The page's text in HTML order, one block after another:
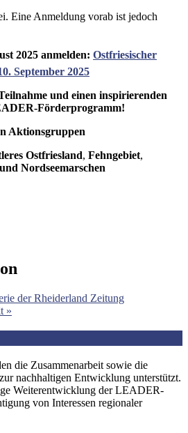
Eine Anmeldung vorab ist jedoch
2025 anmelden: Ostfriesischer
September 2025
und einen inspirierenden
Förderprogramm!
Aktionsgruppen
Ostfriesland, Fehngebiet,
Nordseemarschen
der Rheiderland Zeitung
»
die Zusammenarbeit sowie die
nachhaltigen Entwicklung unterstützt.
Weiterentwicklung der LEADER-
von Interessen regionaler